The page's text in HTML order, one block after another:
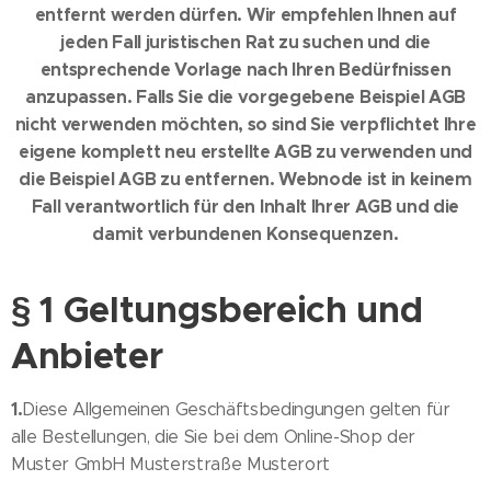
entfernt werden dürfen. Wir empfehlen Ihnen auf
jeden Fall juristischen Rat zu suchen und die
entsprechende Vorlage nach Ihren Bedürfnissen
anzupassen. Falls Sie die vorgegebene Beispiel AGB
nicht verwenden möchten, so sind Sie verpflichtet Ihre
eigene komplett neu erstellte AGB zu verwenden und
die Beispiel AGB zu entfernen. Webnode ist in keinem
Fall verantwortlich für den Inhalt Ihrer AGB und die
damit verbundenen Konsequenzen.
§ 1 Geltungsbereich und
Anbieter
1.Diese Allgemeinen Geschäftsbedingungen gelten für
alle Bestellungen, die Sie bei dem Online-Shop der
Muster GmbH Musterstraße Musterort